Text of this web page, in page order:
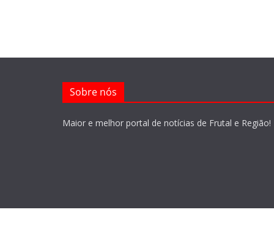
Sobre nós
Maior e melhor portal de notícias de Frutal e Região!